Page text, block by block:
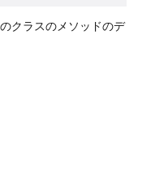
クラスのメソッドのデ